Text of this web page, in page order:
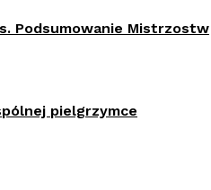
Podsumowanie Mistrzostw
pielgrzymce